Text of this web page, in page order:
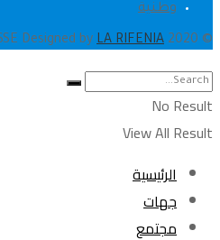
وطنية
© 2020
Designed by LA RIFENIA
No Result
View All Result
الرئيسية
جهات
مجتمع